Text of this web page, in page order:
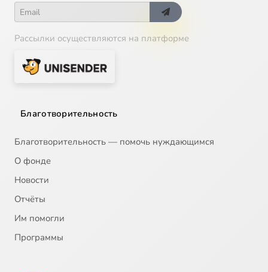
Рассылки осуществляются на платформе
Благотворительность
Благотворительность — помочь нуждающимся
О фонде
Новости
Отчёты
Им помогли
Программы